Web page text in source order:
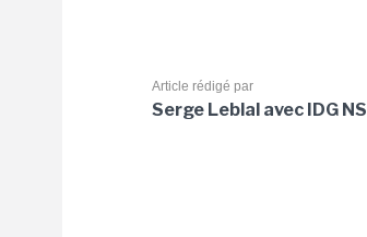
Article rédigé par
Serge Leblal avec IDG NS